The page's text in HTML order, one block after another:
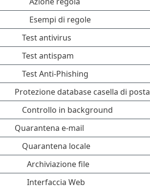
Esempi di regole
Test antivirus
Test antispam
Test Anti-Phishing
Protezione database casella di posta
Controllo in background
Quarantena e-mail
Quarantena locale
Archiviazione file
Interfaccia Web